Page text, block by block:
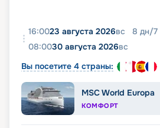
16:0023 августа 2026вс 8 дн/7
08:0030 августа 2026вс
Вы посетите 4 страны:
MSC World Europa
КОМФОРТ